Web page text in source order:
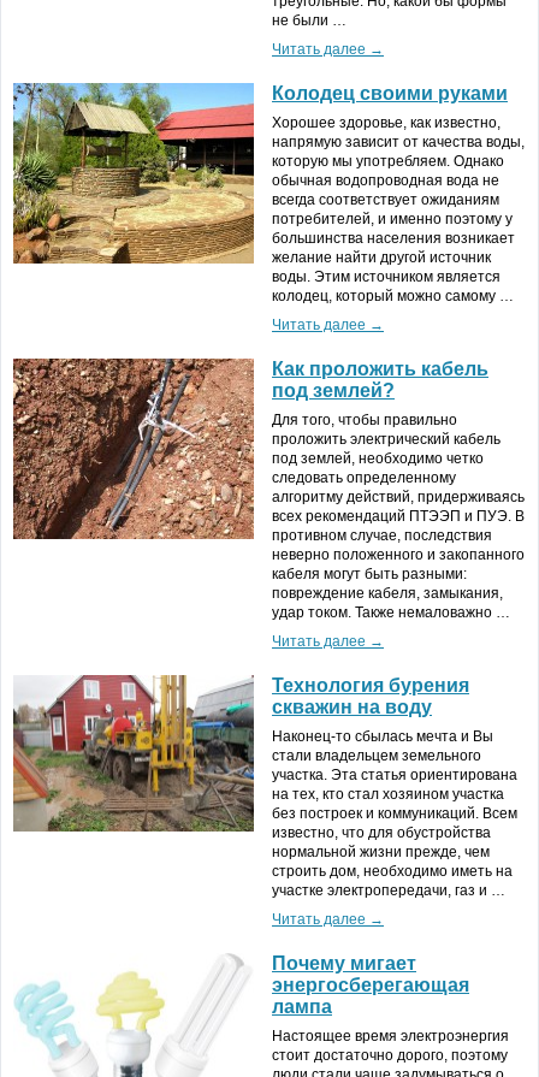
не были …
Читать далее →
Колодец своими руками
Хорошее здоровье, как известно,
напрямую зависит от качества воды,
которую мы употребляем. Однако
обычная водопроводная вода не
всегда соответствует ожиданиям
потребителей, и именно поэтому у
большинства населения возникает
желание найти другой источник
воды. Этим источником является
колодец, который можно самому …
Читать далее →
Как проложить кабель
под землей?
Для того, чтобы правильно
проложить электрический кабель
под землей, необходимо четко
следовать определенному
алгоритму действий, придерживаясь
всех рекомендаций ПТЭЭП и ПУЭ. В
противном случае, последствия
неверно положенного и закопанного
кабеля могут быть разными:
повреждение кабеля, замыкания,
удар током. Также немаловажно …
Читать далее →
Технология бурения
скважин на воду
Наконец-то сбылась мечта и Вы
стали владельцем земельного
участка. Эта статья ориентирована
на тех, кто стал хозяином участка
без построек и коммуникаций. Всем
известно, что для обустройства
нормальной жизни прежде, чем
строить дом, необходимо иметь на
участке электропередачи, газ и …
Читать далее →
Почему мигает
энергосберегающая
лампа
Настоящее время электроэнергия
стоит достаточно дорого, поэтому